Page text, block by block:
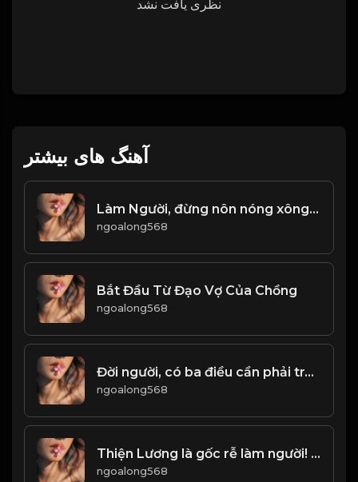
نظری یافت نشد
آهنگ های بیشتر
Làm Người, đừng nôn nóng xông hơi! Đạo
ngoalong568
Bắt Đầu Từ Đạo Vợ Của Chồng
ngoalong568
Đời người, có ba điều cần phải tránh xa! Đạo
ngoalong568
Thiện Lương là gốc rễ làm người! & Đạo
ngoalong568